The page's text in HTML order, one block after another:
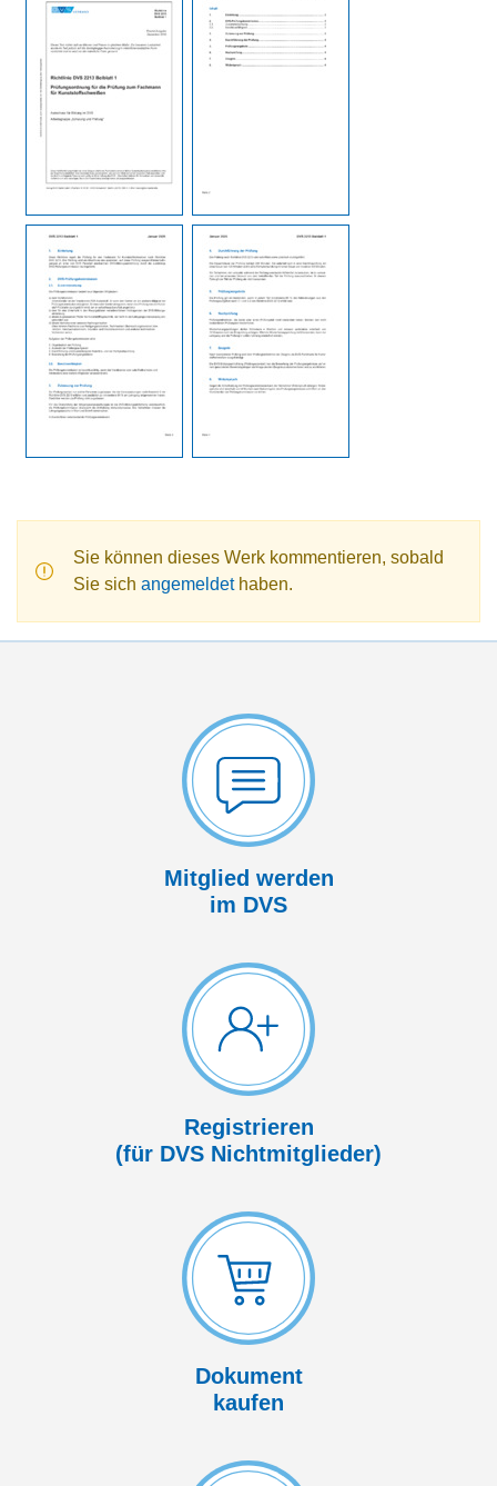
Sie können dieses Werk kommentieren, sobald
Sie sich angemeldethaben.
Mitglied werden
im DVS
Registrieren
(für DVS Nicht­mitglieder)
Dokument
kaufen